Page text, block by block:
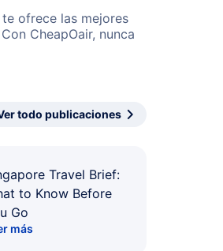
ofrece las mejores
CheapOair, nunca
todo publicaciones
Travel Brief:
to Know Before
Go
más